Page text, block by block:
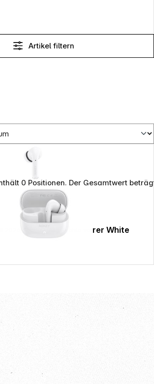
0 Positionen. Der Gesamtwert
Artikel filtern
Aukey Beyond ANC Pro Wireless Kopfhörer White
2026 - Alle Rechte vorbehalten.